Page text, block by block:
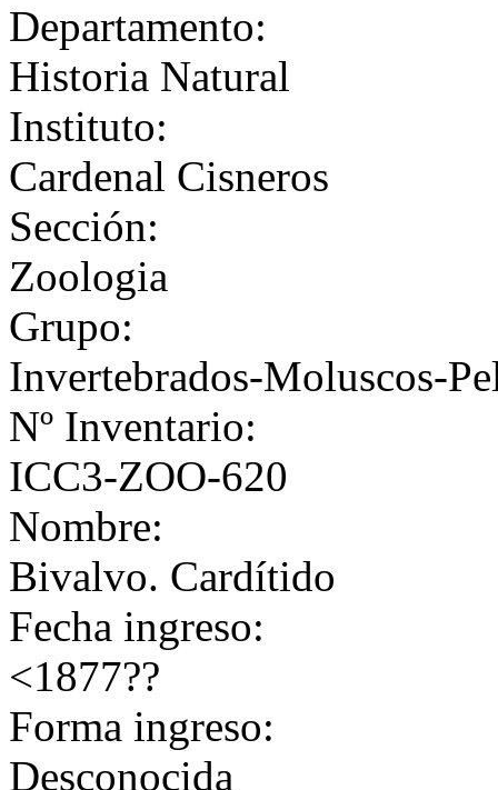
Departamento:
Historia Natural
Instituto:
Cardenal Cisneros
Sección:
Zoologia
Grupo:
Invertebrados-Moluscos-
Nº Inventario:
ICC3-ZOO-620
Nombre:
Bivalvo. Cardítido
Fecha ingreso:
<1877??
Forma ingreso:
Desconocida